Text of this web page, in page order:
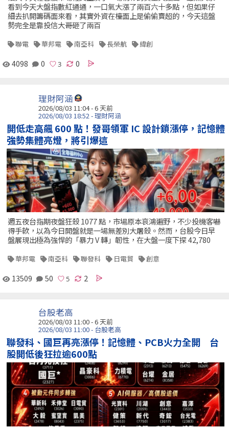
看到今天大盤指數紅通通，一口氣大漲了兩百六十多點，但如果仔
細去扒開籌碼面來看，其實外資在檯面上是偷偷賣超的，今天這盤
勢完全是靠投信大哥砸了兩百
聯電 華邦電 南亞科 長榮航 緯創
4098 0 0
理財阿涵
2026/08/03 11:04 - 6 天前
2026/08/03 18:52 - 理財阿涵
開低走高飆 600 點！發哥領軍 IC 設計鎖漲停，記憶體
強勢集體亮燈，將引爆這
週五夜台指期夜盤狂殺 1077 點，市場原本哀鴻遍野，不少投機客嚇
得手軟，以為今日開盤就是一場無差別大屠殺。然而，台股今日早
盤展現出極為強悍的「暴力 V 轉」韌性，在大盤一度下探 42,780
華邦電 南亞科 聯發科 日電貿 創意
13509 50 2
台股老高
2026/08/03 11:00 - 6 天前
2026/08/03 11:00 - 台股老高
聯發科、國巨再亮漲停！記憶體、PCB火力全開 台
股開低後狂拉逾600點